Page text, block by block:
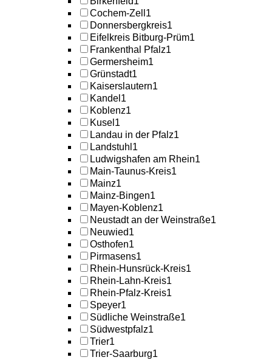
Cochem-Zell 1
Donnersbergkreis1
Eifelkreis Bitburg-Prüm1
Frankenthal Pfalz1
Germersheim1
Grünstadt1
Kaiserslautern1
Kandel 1
Koblenz1
Kusel 1
Landau in der Pfalz1
Landstuhl 1
Ludwigshafen am Rhein1
Main-Taunus-Kreis1
Mainz1
Mainz-Bingen1
Mayen-Koblenz1
Neustadt an der Weinstraße1
Neuwied1
Osthofen1
Pirmasens1
Rhein-Hunsrück-Kreis1
Rhein-Lahn-Kreis1
Rhein-Pfalz-Kreis1
Speyer1
Südliche Weinstraße1
Südwestpfalz1
Trier1
Trier-Saarburg1